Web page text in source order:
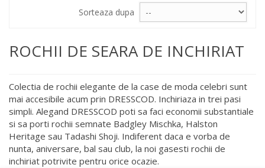
Sorteaza dupa
ROCHII DE SEARA DE INCHIRIAT
Colectia de rochii elegante de la case de moda celebri sunt
mai accesibile acum prin DRESSCOD. Inchiriaza in trei pasi
simpli. Alegand DRESSCOD poti sa faci economii substantiale
si sa porti rochii semnate Badgley Mischka, Halston
Heritage sau Tadashi Shoji. Indiferent daca e vorba de
nunta, aniversare, bal sau club, la noi gasesti rochii de
inchiriat potrivite pentru orice ocazie.